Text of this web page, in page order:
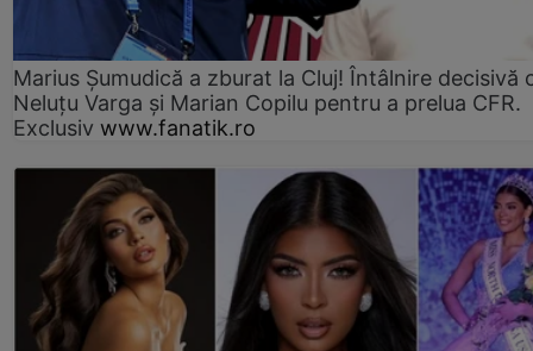
Marius Şumudică a zburat la Cluj! Întâlnire decisivă
Neluţu Varga şi Marian Copilu pentru a prelua CFR.
Exclusiv www.fanatik.ro